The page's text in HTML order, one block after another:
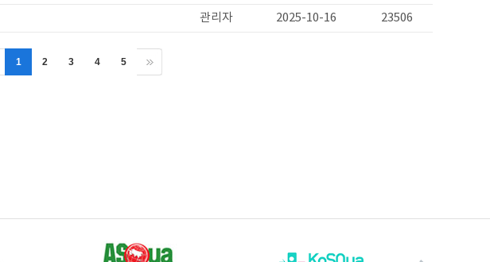
관리자 2025-10-16 23506
1 2 3 4 5